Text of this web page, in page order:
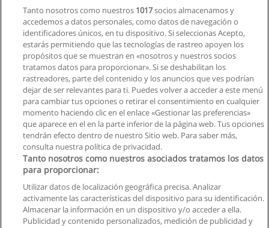
Privacidad de datos
Contactar con Educaedu
Tanto nosotros como nuestros 1017socios almacenamos y
accedemos a datos personales, como datos de navegación o
identificadores únicos, en tu dispositivo. Si seleccionas Acepto,
estarás permitiendo que las tecnologías de rastreo apoyen los
propósitos que se muestran en «nosotros y nuestros socios
tratamos datos para proporcionar». Si se deshabilitan los
rastreadores, parte del contenido y los anuncios que ves podrían
dejar de ser relevantes para ti. Puedes volver a acceder a este menú
para cambiar tus opciones o retirar el consentimiento en cualquier
momento haciendo clic en el enlace «Gestionar las preferencias»
que aparece en el en la parte inferior de la página web. Tus opciones
tendrán efecto dentro de nuestro Sitio web. Para saber más,
consulta nuestra política de privacidad.
Tanto nosotros como nuestros asociados tratamos los datos
para proporcionar:
Utilizar datos de localización geográfica precisa. Analizar
activamente las características del dispositivo para su identificación.
Almacenar la información en un dispositivo y/o acceder a ella.
Publicidad y contenido personalizados, medición de publicidad y